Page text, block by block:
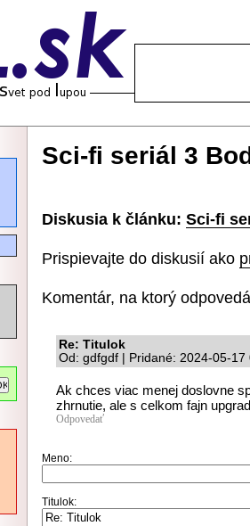
Sci-fi seriál 3
Diskusia k článku: Sci-fi
Prispievajte do diskusií ako
Komentár, na ktorý
Re: Titulok
Od: gdfgdf | Pridané: 2024-05-17
Ak chces viac menej doslovne
zhrnutie, ale s celkom fajn
Odpovedať
Meno:
Titulok: